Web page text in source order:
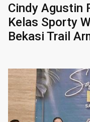
Cindy Agustin
Kelas Sporty
Bekasi Trail